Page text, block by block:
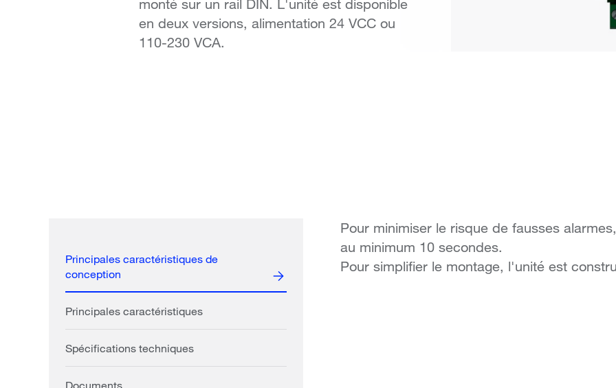
monté sur un rail DIN. L'unité est disponible
en deux versions, alimentation 24 VCC ou
110-230 VCA.
Principales caractéristiques de
conception
Pour minimiser le risque de fausses
au minimum 10 secondes.
Pour simplifier le montage, l'unité est
Principales caractéristiques
Spécifications techniques
Documents